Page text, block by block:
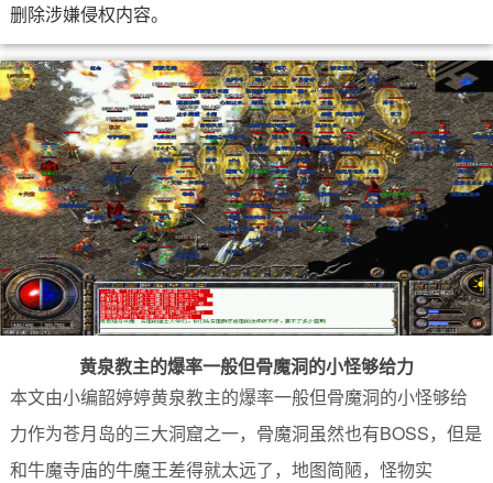
删除涉嫌侵权内容。
黄泉教主的爆率一般但骨魔洞的小怪够给力
本文由小编韶婷婷黄泉教主的爆率一般但骨魔洞的小怪够给
力作为苍月岛的三大洞窟之一，骨魔洞虽然也有BOSS，但是
和牛魔寺庙的牛魔王差得就太远了，地图简陋，怪物实